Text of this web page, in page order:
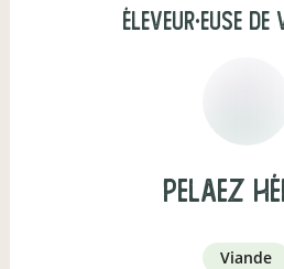
éleveur·euse
PELAEZ
viande